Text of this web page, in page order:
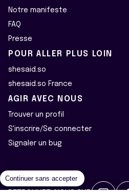
Notre manifeste
FAQ
Presse
POUR ALLER PLUS LOIN
shesaid.so
shesaid.so France
AGIR AVEC NOUS
Trouver un profil
S'inscrire/Se connecter
Signaler un bug
Continuer sans accepter